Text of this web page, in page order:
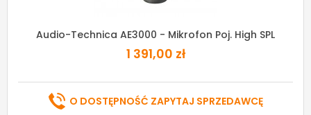
Audio-Technica AE3000 - Mikrofon Poj. High SPL
1 391,00 zł
O DOSTĘPNOŚĆ ZAPYTAJ SPRZEDAWCĘ